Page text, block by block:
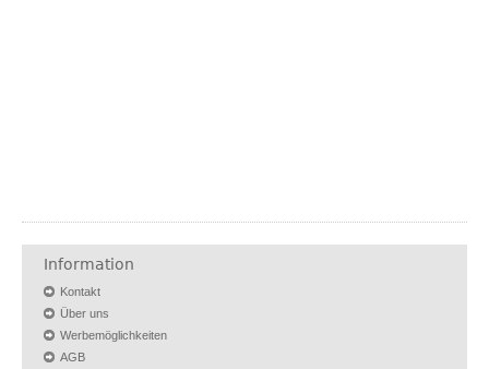
Information
Kontakt
Über uns
Werbemöglichkeiten
AGB